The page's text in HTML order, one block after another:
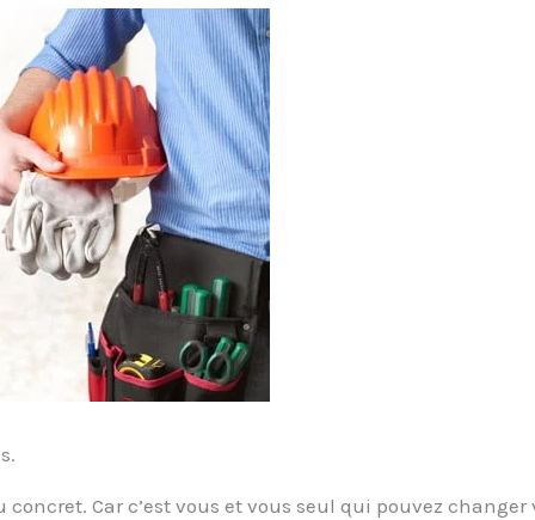
Car c’est vous et vous seul qui pouvez changer